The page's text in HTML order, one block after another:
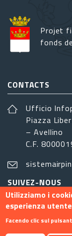
Projet
fonds
CONTACTS
Ufficio
Piazza
– Avellino
C.F.
SUIVEZ-NOUS
Utilizziamo i
esperienza utente
Facendo clic sul